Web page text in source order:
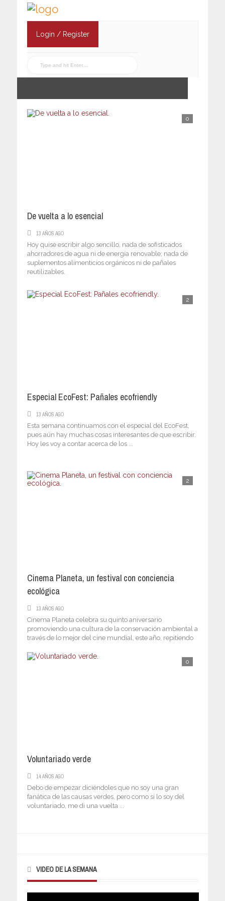
Login / Register
0
De vuelta a lo esencial
13 AÑOS AGO
Hoy quise escribir algo sencillo, nada de sofisticados
ahorradores de agua ni de energía renovable; nada de
suplementos alimenticios orgánicos ni de pañales
reutilizables.
2
Especial EcoFest: Pañales ecofriendly
13 AÑOS AGO
Esta semana continuamos con el especial del EcoFest,
pues aún hay muchas cosas interesantes de que escribir.
Hoy les voy a contar acerca de los ...
2
Cinema Planeta, un festival con conciencia
ecológica
13 AÑOS AGO
Cinema Planeta celebra su quinto aniversario
promoviendo una cultura de la conservación ambiental a
través de lo mejor del cine mundial, este año, repitiendo
0
Voluntariado verde
14 AÑOS AGO
Debo de empezar diciéndoles que no soy una gran
fanática de las causas verdes, pero como sí lo soy del
voluntariado, me di una vuelta ...
VIDEO DE LA SEMANA